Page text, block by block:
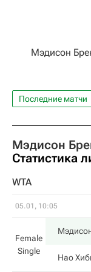
Мэдисон
Последние матчи
Мэдисон
Статистика
WTA
05.01, 10:05
Female
Single
Нао